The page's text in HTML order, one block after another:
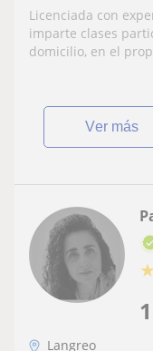
Licenciada con
imparte clases
domicilio, en el
ver más
★
Langreo